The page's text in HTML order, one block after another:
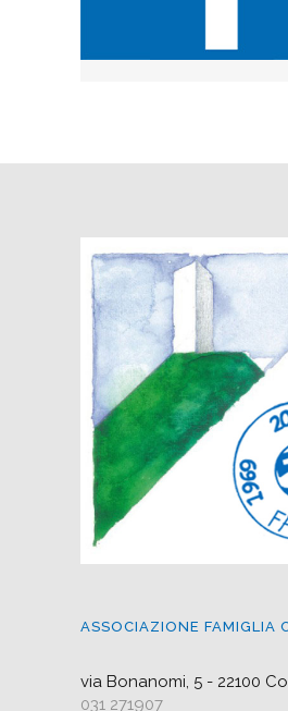
ASSOCIAZIONE FAMIGLIA
via Bonanomi, 5 - 22100
031 271907